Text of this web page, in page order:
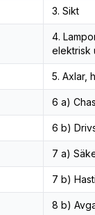
3. Sikt
4.
elektrisk
5. Axlar,
6 a)
6 b)
7 a)
7 b)
8 b)